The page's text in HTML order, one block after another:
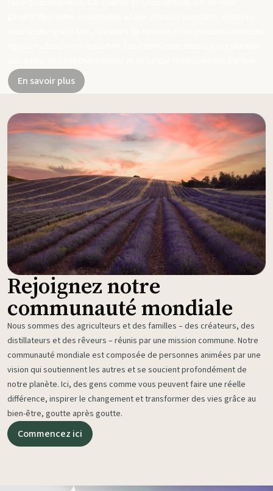
En savoir plus
Rejoignez notre
communauté mondiale
Nous sommes des agriculteurs et des familles – des créateurs, des
distillateurs et des rêveurs – réunis par une mission commune. Notre
communauté mondiale est composée de personnes animées par une
vision qui soutiennent les autres et se soucient profondément de
notre planète. Ici, des gens comme vous peuvent faire une réelle
différence, inspirer le changement et transformer des vies grâce au
bien-être, goutte après goutte.
Commencez ici